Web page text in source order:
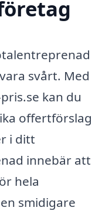
svårt. Med
kan du
offertförslag
i ditt
innebär att
hela
smidigare